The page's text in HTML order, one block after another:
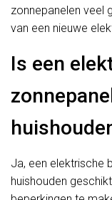
zonnepanelen veel
van een nieuwe
Is een
Ja, een elektrische
huishouden